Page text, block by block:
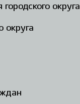
округа
округа